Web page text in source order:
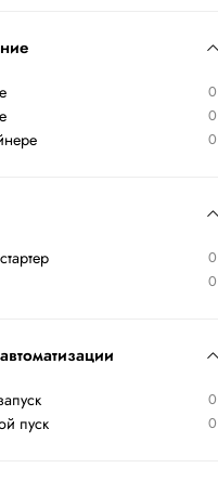
0
0
0
0
0
0
пуск 0